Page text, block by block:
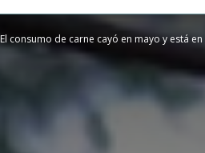
El consumo de carne cayó en mayo y está